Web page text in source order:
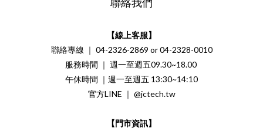
【線上客服】
聯絡專線 ｜ 04-2326-2869 or 04-2328-0010
服務時間 ｜ 週一至週五09.30~18.00
午休時間 ｜週一至週五 13:30~14:10
官方LINE ｜ @jctech.tw
【門市資訊】